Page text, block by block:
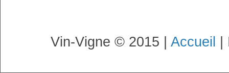
Vin-Vigne © 2015 | Accueil